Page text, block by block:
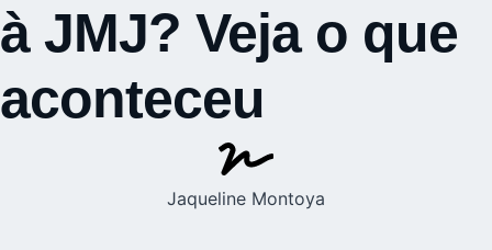
à JMJ? Veja o que
aconteceu
Jaqueline Montoya